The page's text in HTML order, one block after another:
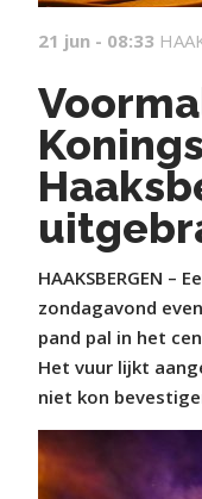
21 jun - 08:33
HAAKSBERGEN –
zondagavond
pand pal in het
Het vuur lijkt
niet kon